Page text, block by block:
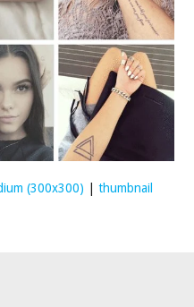
(300x300) |thumbnail